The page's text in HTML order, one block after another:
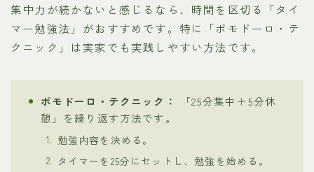
集中力が続かないと感じるなら、時間を区切る「タイ
マー勉強法」がおすすめです。特に「ポモドーロ・テ
クニック」は実家でも実践しやすい方法です。
ポモドーロ・テクニック：
「25分集中＋5分休
憩」を繰り返す方法です。
勉強内容を決める。
タイマーを25分にセットし、勉強を始める。